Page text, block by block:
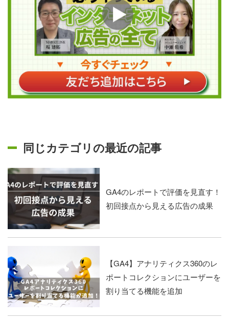
同じカテゴリの最近の記事
GA4のレポートで評価を見直す！
初回接点から見える広告の成果
【GA4】アナリティクス360のレ
ポートコレクションにユーザーを
割り当てる機能を追加